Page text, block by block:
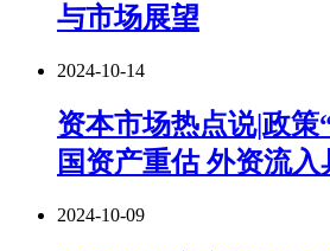
与市场展望
2024-10-14
资本市场热点说|政策
国资产重估 外资流
2024-10-09